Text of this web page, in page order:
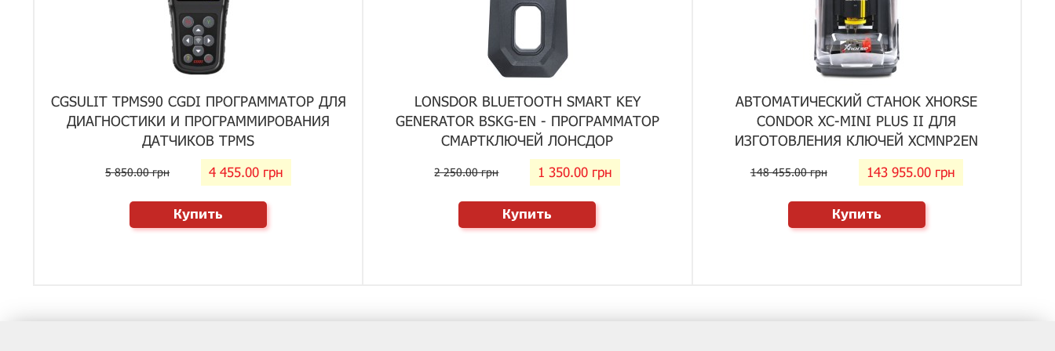
CGSULIT TPMS90 CGDI ПРОГРАММАТОР ДЛЯ
ДИАГНОСТИКИ И ПРОГРАММИРОВАНИЯ
ДАТЧИКОВ TPMS
5 850.00 грн 4 455.00 грн
Купить
LONSDOR BLUETOOTH SMART KEY
GENERATOR BSKG-EN - ПРОГРАММАТОР
СМАРТКЛЮЧЕЙ ЛОНСДОР
2 250.00 грн 1 350.00 грн
Купить
АВТОМАТИЧЕСКИЙ СТАНОК XHORSE
CONDOR XC-MINI PLUS II ДЛЯ
ИЗГОТОВЛЕНИЯ КЛЮЧЕЙ XCMNP2EN
148 455.00 грн 143 955.00 грн
Купить